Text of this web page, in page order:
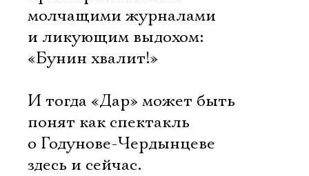
молчащими журналами
и ликующим выдохом:
«Бунин хвалит!»
И тогда «Дар» может быть
понят как спектакль
о Годунове-Чердынцеве
здесь и сейчас.